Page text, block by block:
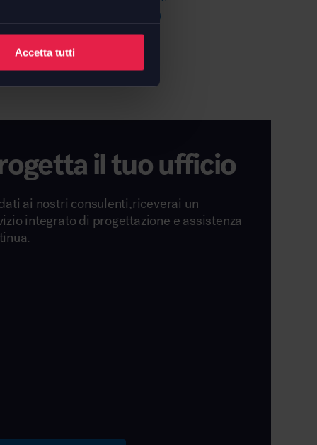
Accetta tutti
3000K (cod. 1245110A)
il tuo ufficio
ai nostri consulenti,riceverai un
integrato di progettazione e assistenza